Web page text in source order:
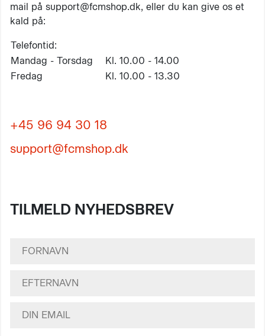
mail på support@fcmshop.dk, eller du kan give os et
kald på:
Telefontid:
Mandag - Torsdag
Kl. 10.00 - 14.00
Fredag
Kl. 10.00 - 13.30
+45 96 94 30 18
support@fcmshop.dk
TILMELD NYHEDSBREV